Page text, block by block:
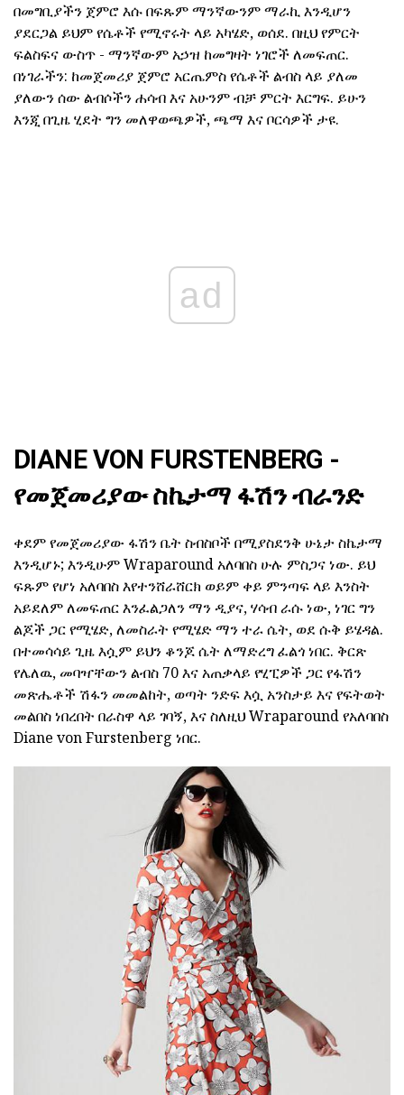
በመግቢያችን ጀምሮ እሱ በፍጹም ማንኛውንም ማራኪ እንዲሆን
ያደርጋል ይህም የሴቶች የሚኖሩት ላይ አካሄድ, ወሰደ. በዚህ የምርት
ፍልስፍና ውስጥ - ማንኛውም አኃዝ ከመግዛት ነገሮች ለመፍጠር.
በነገራችን: ከመጀመሪያ ጀምሮ አርጤምስ የሴቶች ልብስ ላይ ያለመ
ያለውን ሰው ልብሶችን ሐሳብ እና አሁንም ብቻ ምርት እርግፍ. ይሁን
እንጂ በጊዜ ሂደት ግን መለዋወጫዎች, ጫማ እና ቦርሳዎች ታዩ.
ad
DIANE VON FURSTENBERG -
የመጀመሪያው ስኬታማ ፋሽን ብራንድ
ቀደም የመጀመሪያው ፋሽን ቤት ስብስቦች በሚያስደንቅ ሁኔታ ስኬታማ
እንዲሆኑ; እንዲሁም Wraparound አለባበስ ሁሉ ምስጋና ነው. ይህ
ፍጹም የሆነ አለባበስ እየተንሸራሸርክ ወይም ቀይ ምንጣፍ ላይ እንስት
አይደለም ለመፍጠር እንፈልጋለን ማን ዲያና, ሃሳብ ራሱ ነው, ነገር ግን
ልጆች ጋር የሚሄድ, ለመስራት የሚሄድ ማን ተራ ሴት, ወደ ሱቅ ይሄዳል.
በተመሳሳይ ጊዜ እሷም ይህን ቆንጆ ሴት ለማድረግ ፈልጎ ነበር. ቅርጽ
የሌለዉ, መባዣቸውን ልብስ 70 እና አጠቃላይ የሂፒዎች ጋር የፋሽን
መጽሔቶች ሽፋን መመልከት, ወጣት ንድፍ እሷ አንስታይ እና የፍትወት
መልበስ ነበረበት በራስዋ ላይ ገባኝ, እና ስለዚህ Wraparound የአለባበስ
Diane von Furstenberg ነበር.